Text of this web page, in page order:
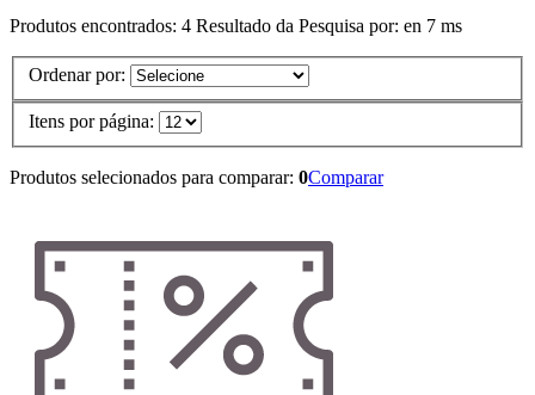
Produtos encontrados: 4 Resultado da Pesquisa por: en 7 ms
Ordenar por:
Itens por página:
Produtos selecionados para comparar: 0Comparar